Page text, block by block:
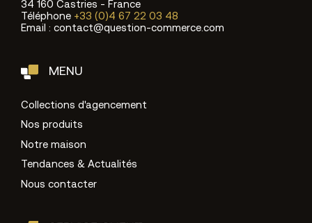
34 160 Castries - France
Téléphone +33 (0)4 67 22 03 48
Email : contact@question-commerce.com
MENU
Collections d'agencement
Nos produits
Notre maison
Tendances & Actualités
Nous contacter